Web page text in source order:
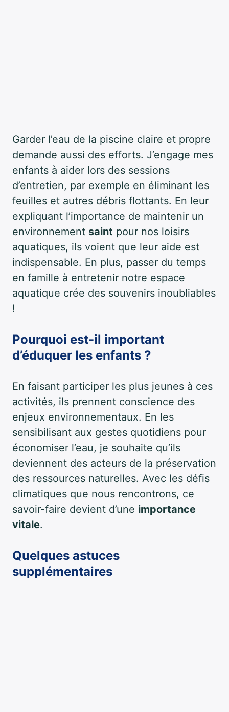
Garder l’eau de la piscine claire et propre
demande aussi des efforts. J’engage mes
enfants à aider lors des sessions
d’entretien, par exemple en éliminant les
feuilles et autres débris flottants. En leur
expliquant l’importance de maintenir un
environnement saint pour nos loisirs
aquatiques, ils voient que leur aide est
indispensable. En plus, passer du temps
en famille à entretenir notre espace
aquatique crée des souvenirs inoubliables
!
Pourquoi est-il important
d’éduquer les enfants ?
En faisant participer les plus jeunes à ces
activités, ils prennent conscience des
enjeux environnementaux. En les
sensibilisant aux gestes quotidiens pour
économiser l’eau, je souhaite qu’ils
deviennent des acteurs de la préservation
des ressources naturelles. Avec les défis
climatiques que nous rencontrons, ce
savoir-faire devient d’une importance
vitale.
Quelques astuces
supplémentaires